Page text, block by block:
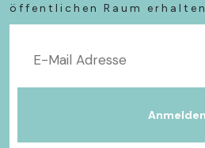
öffentlichen Raum erhalten